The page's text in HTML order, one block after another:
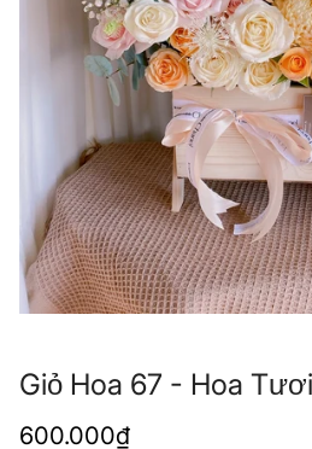
Giỏ Hoa 67 - Hoa
Giá
600.000₫